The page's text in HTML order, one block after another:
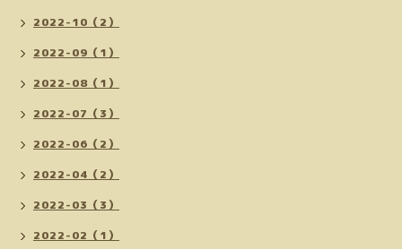
2022-10（2）
2022-09（1）
2022-08（1）
2022-07（3）
2022-06（2）
2022-04（2）
2022-03（3）
2022-02（1）